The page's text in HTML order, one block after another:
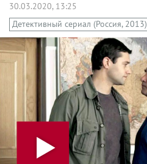
30.03.2020, 13:25
Детективный сериал (Россия, 2013)